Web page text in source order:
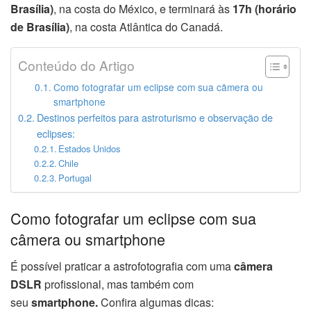
Brasília), na costa do México, e terminará às 17h (horário
de Brasília), na costa Atlântica do Canadá.
Conteúdo do Artigo
Como fotografar um eclipse com sua câmera ou
smartphone
Destinos perfeitos para astroturismo e observação de
eclipses:
Estados Unidos
Chile
Portugal
Como fotografar um eclipse com sua
câmera ou smartphone
É possível praticar a astrofotografia com umacâmera
DSLR profissional, mas também com
seu smartphone.Confira algumas dicas: